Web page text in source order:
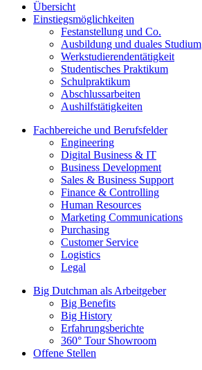
Übersicht
Einstiegsmöglichkeiten
Festanstellung und Co.
Ausbildung und duales Studium
Werkstudierendentätigkeit
Studentisches Praktikum
Schulpraktikum
Abschlussarbeiten
Aushilfstätigkeiten
Fachbereiche und Berufsfelder
Engineering
Digital Business & IT
Business Development
Sales & Business Support
Finance & Controlling
Human Resources
Marketing Communications
Purchasing
Customer Service
Logistics
Legal
Big Dutchman als Arbeitgeber
Big Benefits
Big History
Erfahrungsberichte
360° Tour Showroom
Offene Stellen